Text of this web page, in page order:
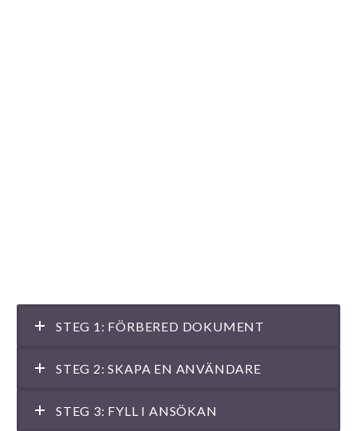
STEG 1: FÖRBERED DOKUMENT
STEG 2: SKAPA EN ANVÄNDARE
STEG 3: FYLL I ANSÖKAN